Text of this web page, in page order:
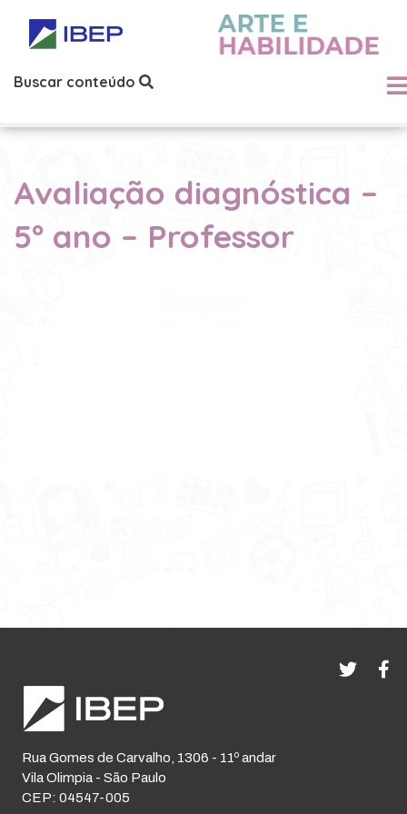
Buscar conteúdo
Avaliação diagnóstica –
5º ano – Professor
Rua Gomes de Carvalho, 1306 - 11º andar
Vila Olimpia - São Paulo
CEP: 04547-005